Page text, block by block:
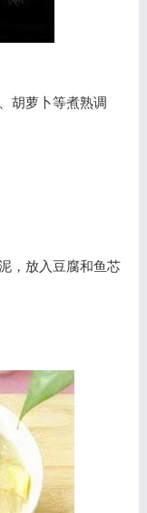
胡萝卜等煮熟调
，放入豆腐和鱼芯